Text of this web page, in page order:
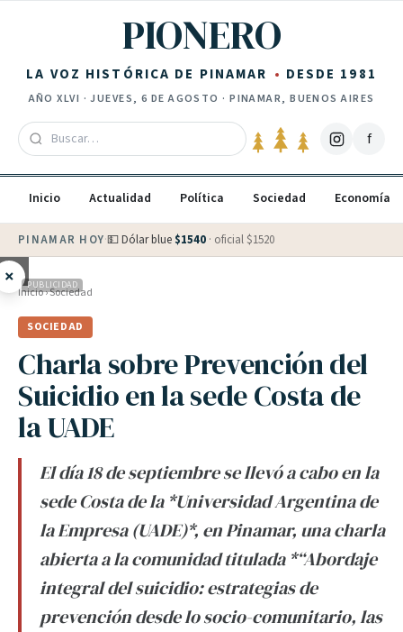
PIONERO
LA VOZ HISTÓRICA DE PINAMAR DESDE 1981
AÑOXLVI ·JUEVES, 6 DE AGOSTO · PINAMAR, BUENOS AIRES
f
Inicio Actualidad Política Sociedad Economía
PINAMAR HOY·💵 Dólar blue $1540 · oficial $1520
× PUBLICIDAD
Inicio›Sociedad
SOCIEDAD
Charla sobre Prevención del
Suicidio en la sede Costa de
la UADE
El día 18 de septiembre se llevó a cabo en la
sede Costa de la *Universidad Argentina de
la Empresa (UADE)*, en Pinamar, una charla
abierta a la comunidad titulada *“Abordaje
integral del suicidio: estrategias de
prevención desde lo socio-comunitario, las